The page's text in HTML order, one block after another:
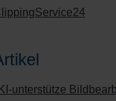
unterstütze